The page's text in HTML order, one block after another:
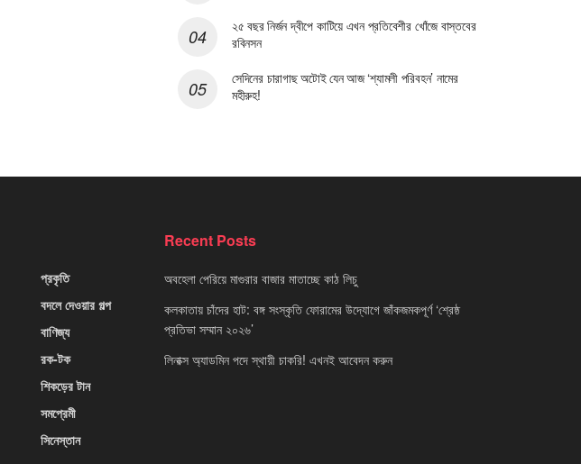
২৫ বছর নির্জন দ্বীপে কাটিয়ে এখন প্রতিবেশীর খোঁজে বাস্তবের
রবিনসন
সেদিনের চারাগাছ অটোই যেন আজ ‘শ্যামলী পরিবহন’ নামের
মহীরুহ!
প্রকৃতি
বদলে দেওয়ার গল্প
বাণিজ্য
রক-টক
শিকড়ের টান
সমপ্রেমী
সিনেস্তান
Recent Posts
অবহেলা পেরিয়ে মাগুরার বাজার মাতাচ্ছে কাঠ লিচু
কলকাতায় চাঁদের হাট: বঙ্গ সংস্কৃতি ফোরামের উদ্যোগে জাঁকজমকপূর্ণ ‘শ্রেষ্ঠ
প্রতিভা সম্মান ২০২৬’
লিনাক্স অ্যাডমিন পদে স্থায়ী চাকরি! এখনই আবেদন করুন